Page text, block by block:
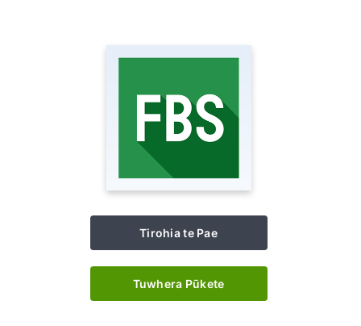
Tirohia te Pae
Tuwhera Pūkete